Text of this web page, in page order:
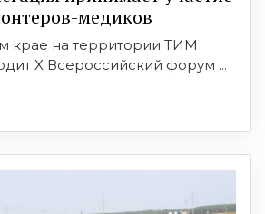
медиков
крае на территории ТИМ
X Всероссийский форум ...